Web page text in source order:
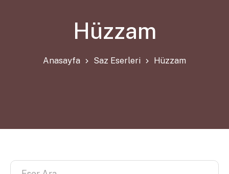
Hüzzam
Anasayfa Saz Eserleri Hüzzam